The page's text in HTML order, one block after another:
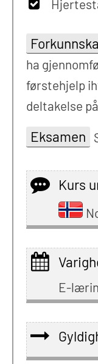
ha
førstehjelp
deltakelse
Eksamen
Kurs
E-